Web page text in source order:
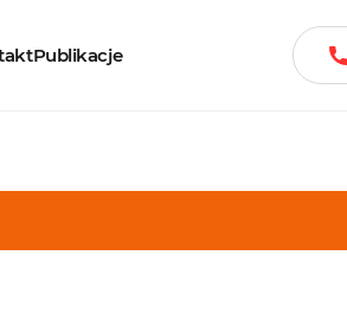
Publikacje